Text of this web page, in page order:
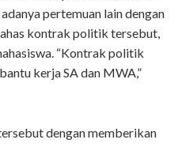
pertemuan lain dengan
kontrak politik tersebut,
“Kontrak politik
kerja SA dan MWA,”
dengan memberikan